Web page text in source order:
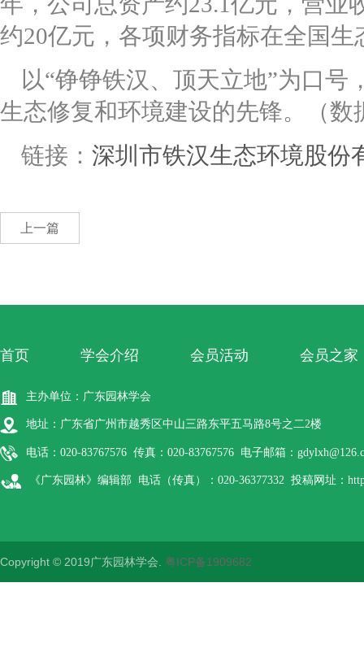
约20亿元，各项财务指标在全国
以“铮铮铁汉、顶天立地”为口号
生态修复和环境建设的先锋。（数
链接： 深圳市铁汉生态环境股份
上一篇
首页 学会介绍 会员活动 会员之家
主办单位：广东园林学会
地址：广东省广州市越秀区中山三路东平五马路8号之二2楼
电话：020-83767576 传真：020-83767576 电子邮箱：
《广东园林》编辑部 电话（传真）：020-36377332 投稿网址：
Copyright © 2019广东园林学会. 粤ICP备1909682